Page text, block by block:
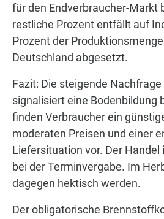
für den Endverbraucher-Markt
restliche Prozent entfällt auf
Prozent der
Deutschland abgesetzt.
Fazit: Die steigende
signalisiert eine Bodenbildung
finden Verbraucher ein
moderaten Preisen und einer
Liefersituation vor. Der Handel
bei der Terminvergabe. Im
dagegen hektisch werden.
Der obligatorische